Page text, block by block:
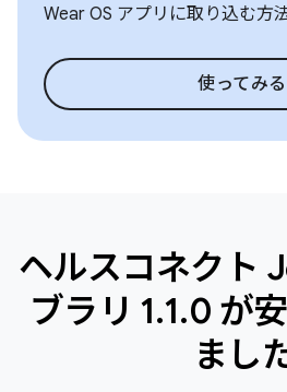
Wear OS アプリに取り込む方
使ってみる
ヘルスコネクト
ブラリ 1.1.0 が
まし